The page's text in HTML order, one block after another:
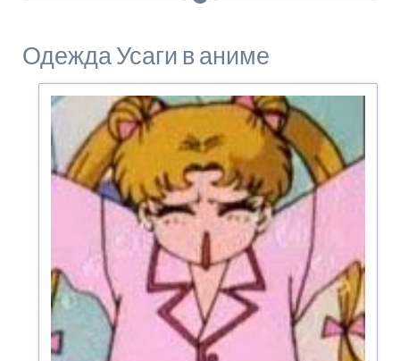
Одежда Усаги в аниме